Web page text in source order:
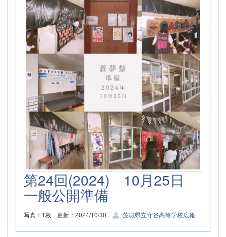
第24回(2024) 10月25日
一般公開準備
写真：1枚 更新：2024/10/30 茨城県立守谷高等学校広報